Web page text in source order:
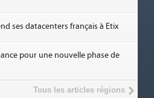
ses datacenters français à Etix
pour une nouvelle phase de
Tous les articles régions